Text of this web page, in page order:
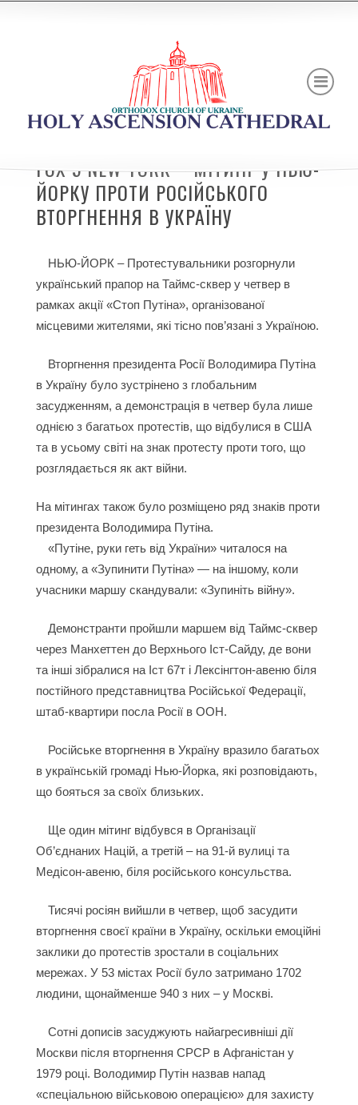
FOX 5 NEW YORK – МІТИНГ У НЬЮ-
ЙОРКУ ПРОТИ РОСІЙСЬКОГО
ВТОРГНЕННЯ В УКРАЇНУ
НЬЮ-ЙОРК – Протестувальники розгорнули
український прапор на Таймс-сквер у четвер в
рамках акції «Стоп Путіна», організованої
місцевими жителями, які тісно пов’язані з Україною.
Вторгнення президента Росії Володимира Путіна
в Україну було зустрінено з глобальним
засудженням, а демонстрація в четвер була лише
однією з багатьох протестів, що відбулися в США
та в усьому світі на знак протесту проти того, що
розглядається як акт війни.
На мітингах також було розміщено ряд знаків проти
президента Володимира Путіна.
«Путіне, руки геть від України» читалося на
одному, а «Зупинити Путіна» — на іншому, коли
учасники маршу скандували: «Зупиніть війну».
Демонстранти пройшли маршем від Таймс-сквер
через Манхеттен до Верхнього Іст-Сайду, де вони
та інші зібралися на Іст 67т і Лексінгтон-авеню біля
постійного представництва Російської Федерації,
штаб-квартири посла Росії в ООН.
Російське вторгнення в Україну вразило багатьох
в українській громаді Нью-Йорка, які розповідають,
що бояться за своїх близьких.
Ще один мітинг відбувся в Організації
Об’єднаних Націй, а третій – на 91-й вулиці та
Медісон-авеню, біля російського консульства.
Тисячі росіян вийшли в четвер, щоб засудити
вторгнення своєї країни в Україну, оскільки емоційні
заклики до протестів зростали в соціальних
мережах. У 53 містах Росії було затримано 1702
людини, щонайменше 940 з них – у Москві.
Сотні дописів засуджують найагресивніші дії
Москви після вторгнення СРСР в Афганістан у
1979 році. Володимир Путін назвав напад
«спеціальною військовою операцією» для захисту